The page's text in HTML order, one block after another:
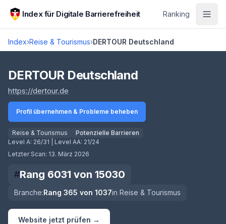
Zum Hauptinhalt springen
Index für Digitale Barrierefreiheit Ranking
Index›Reise & Tourismus›DERTOUR Deutschland
Score lädt
DERTOUR Deutschland
https://dertour.de
Profil übernehmen & Probleme beheben
Reise & Tourismus
Potenzielle Barrieren
Level A: 26/31 | Level AA: 21/24
Letzter Scan: 13. März 2026
#Rang 6031 von 15030
Branche:Rang 365 von 1037in Reise & Tourismus
Website jetzt prüfen →